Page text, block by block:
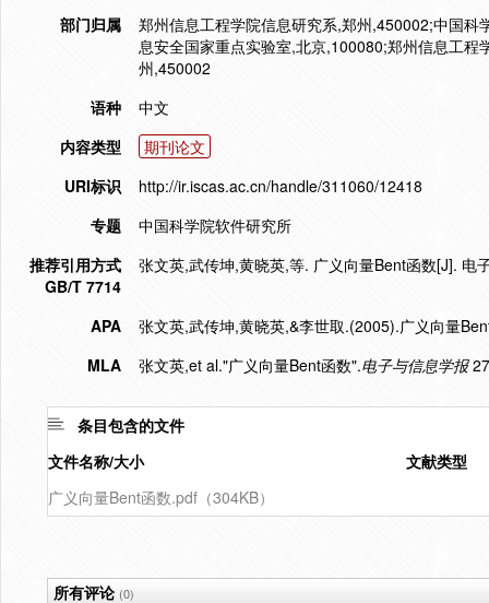
部门归属
郑州信息工程学院信息研究系,郑州,450002;中国
息安全国家重点实验室,北京,100080;郑州信息工
州,450002
语种
中文
内容类型
期刊论文
URI标识
http://ir.iscas.ac.cn/handle/311060/12418
专题
中国科学院软件研究所
推荐引用方式
GB/T 7714
张文英,武传坤,黄晓英,等. 广义向量Bent函数[J]. 电
APA
张文英,武传坤,黄晓英,&李世取.(2005).广义向量
MLA
张文英,et al."广义向量Bent函数".电子与信息学报
条目包含的文件
文件名称/大小
文献类型
广义向量Bent函数.pdf（304KB）
所有评论(0)